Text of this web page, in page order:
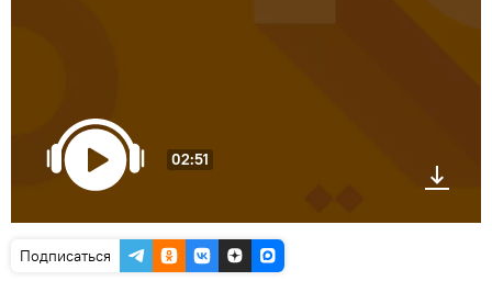
02:51
Подписаться